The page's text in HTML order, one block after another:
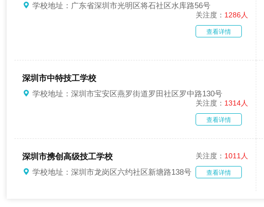
学校地址：广东省深圳市光明区将石社区水库路56号
关注度： 1286人
查看详情
深圳市中特技工学校
学校地址：深圳市宝安区燕罗街道罗田社区罗中路130号
关注度： 1314人
查看详情
深圳市携创高级技工学校
学校地址：深圳市龙岗区六约社区新塘路138号
关注度： 1011人
查看详情